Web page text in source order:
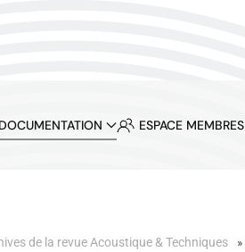
DOCUMENTATION ESPACE MEMBRES
de la revue Acoustique & Techniques